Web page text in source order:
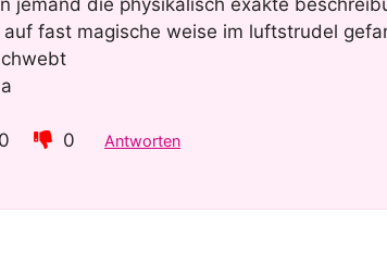
fast magische weise im luftstrudel
0 0 Antworten